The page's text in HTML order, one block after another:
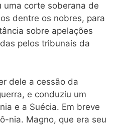
uma corte soberana de
dentre os nobres, para
sobre apelações
pelos tribunais da
dele a cessão da
e conduziu um
e a Suécia. Em breve
nia. Magno, que era seu